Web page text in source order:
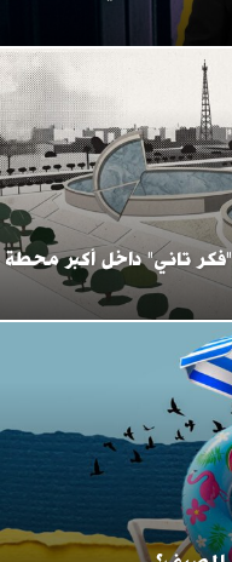
تاني" داخل أكبر محطة